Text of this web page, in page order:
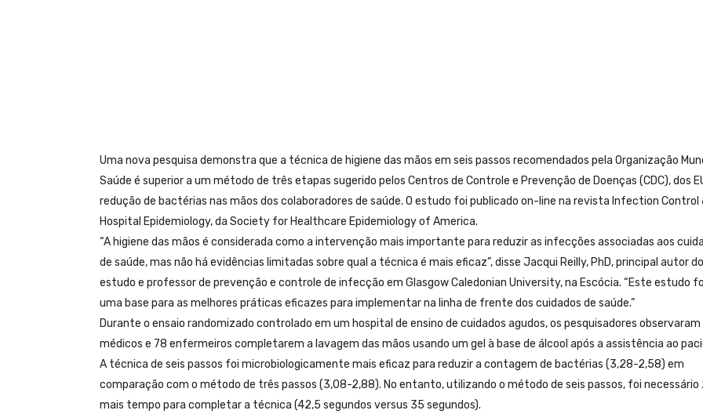
Uma nova pesquisa demonstra que a técnica de higiene das mãos em seis passos recomendados pela Organização
Saúde é superior a um método de três etapas sugerido pelos Centros de Controle e Prevenção de Doenças (CDC), dos
redução de bactérias nas mãos dos colaboradores de saúde. O estudo foi publicado on-line na revista Infection Control
Hospital Epidemiology, da Society for Healthcare Epidemiology of America.
“A higiene das mãos é considerada como a intervenção mais importante para reduzir as infecções associadas aos
de saúde, mas não há evidências limitadas sobre qual a técnica é mais eficaz”, disse Jacqui Reilly, PhD, principal autor do
estudo e professor de prevenção e controle de infecção em Glasgow Caledonian University, na Escócia. “Este estudo
uma base para as melhores práticas eficazes para implementar na linha de frente dos cuidados de saúde.”
Durante o ensaio randomizado controlado em um hospital de ensino de cuidados agudos, os pesquisadores
médicos e 78 enfermeiros completarem a lavagem das mãos usando um gel à base de álcool após a assistência ao
A técnica de seis passos foi microbiologicamente mais eficaz para reduzir a contagem de bactérias (3,28-2,58) em
comparação com o método de três passos (3,08-2,88). No entanto, utilizando o método de seis passos, foi necessário
mais tempo para completar a técnica (42,5 segundos versus 35 segundos).